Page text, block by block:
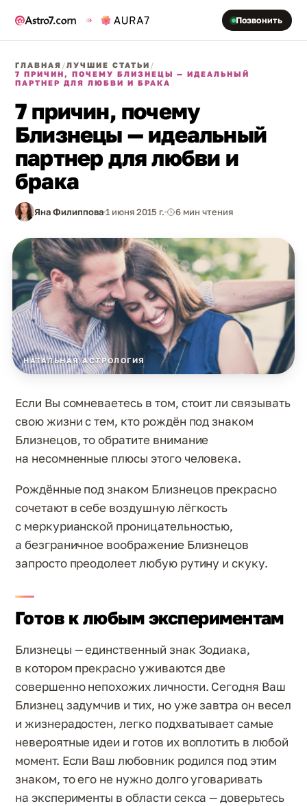
Позвонить
ГЛАВНАЯ /ЛУЧШИЕ СТАТЬИ /
7 ПРИЧИН, ПОЧЕМУ БЛИЗНЕЦЫ — ИДЕАЛЬНЫЙ
ПАРТНЕР ДЛЯ ЛЮБВИ И БРАКА
7 причин, почему
Близнецы — идеальный
партнер для любви и
брака
Яна Филиппова1 июня 2015 г. 6 мин чтения
НАТАЛЬНАЯ АСТРОЛОГИЯ
Если Вы сомневаетесь в том, стоит ли связывать
свою жизни с тем, кто рождён под знаком
Близнецов, то обратите внимание
на несомненные плюсы этого человека.
Рождённые под знаком Близнецов прекрасно
сочетают в себе воздушную лёгкость
с меркурианской проницательностью,
а безграничное воображение Близнецов
запросто преодолеет любую рутину и скуку.
Готов к любым экспериментам
Близнецы — единственный знак Зодиака,
в котором прекрасно уживаются две
совершенно непохожих личности. Сегодня Ваш
Близнец задумчив и тих, но уже завтра он весел
и жизнерадостен, легко подхватывает самые
невероятные идеи и готов их воплотить в любой
момент. Если Ваш любовник родился под этим
знаком, то его не нужно долго уговаривать
на эксперименты в области секса — доверьтесь